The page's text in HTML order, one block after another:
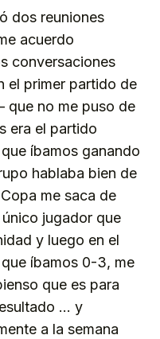
dos reuniones
acuerdo
conversaciones
el primer partido de
que no me puso de
era el partido
íbamos ganando
hablaba bien de
me saca de
jugador que
y luego en el
íbamos 0-3, me
que es para
… y
a la semana